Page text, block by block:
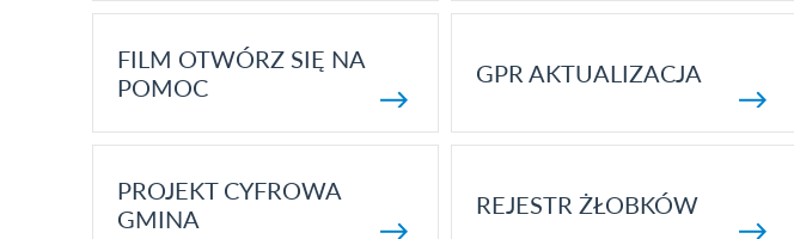
FILM OTWÓRZ SIĘ NA
POMOC
GPR AKTUALIZACJA
PROJEKT CYFROWA
GMINA
REJESTR ŻŁOBKÓW